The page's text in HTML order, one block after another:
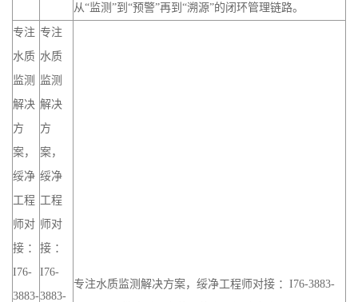
从“监测”到“预警”再到“溯源”的闭环管理链路。
专注
水质
监测
解决
方
案，
绥净
工程
师对
接 ：
I76-
3883-
专注
水质
监测
解决
方
案，
绥净
工程
师对
接 ：
I76-
3883-
专注水质监测解决方案，绥净工程师对接 ：I76-3883-